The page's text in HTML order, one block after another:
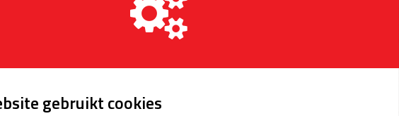
gebruikt cookies